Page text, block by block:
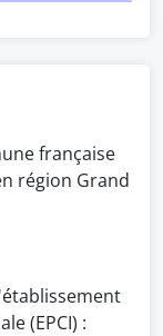
française
région Grand
(EPCI) :